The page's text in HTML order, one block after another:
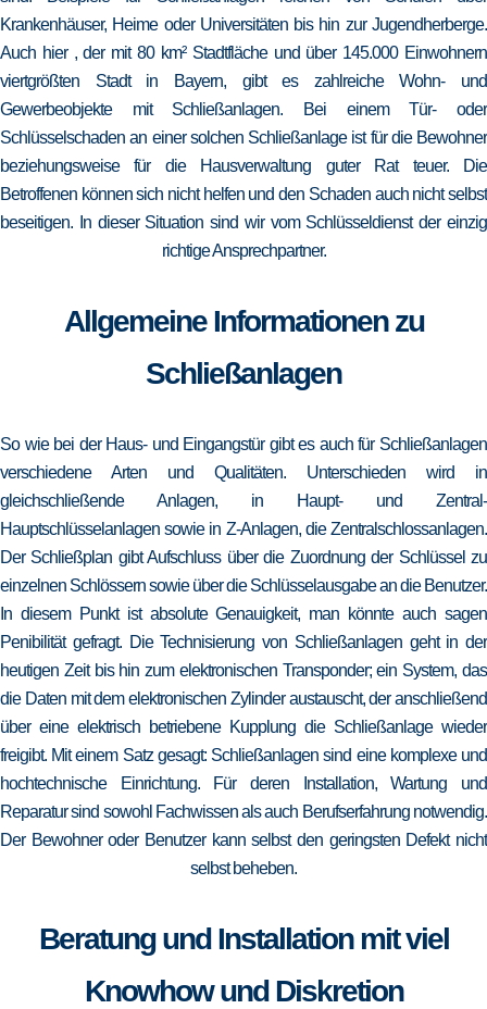
Krankenhäuser, Heime oder Universitäten bis hin zur Jugendherberge.
Auch hier , der mit 80 km² Stadtfläche und über 145.000 Einwohnern
viertgrößten Stadt in Bayern, gibt es zahlreiche Wohn- und
Gewerbeobjekte mit Schließanlagen. Bei einem Tür- oder
Schlüsselschaden an einer solchen Schließanlage ist für die Bewohner
beziehungsweise für die Hausverwaltung guter Rat teuer. Die
Betroffenen können sich nicht helfen und den Schaden auch nicht selbst
beseitigen. In dieser Situation sind wir vom Schlüsseldienst der einzig
richtige Ansprechpartner.
Allgemeine Informationen zu
Schließanlagen
So wie bei der Haus- und Eingangstür gibt es auch für Schließanlagen
verschiedene Arten und Qualitäten. Unterschieden wird in
gleichschließende Anlagen, in Haupt- und Zentral-
Hauptschlüsselanlagen sowie in Z-Anlagen, die Zentralschlossanlagen.
Der Schließplan gibt Aufschluss über die Zuordnung der Schlüssel zu
einzelnen Schlössern sowie über die Schlüsselausgabe an die Benutzer.
In diesem Punkt ist absolute Genauigkeit, man könnte auch sagen
Penibilität gefragt. Die Technisierung von Schließanlagen geht in der
heutigen Zeit bis hin zum elektronischen Transponder; ein System, das
die Daten mit dem elektronischen Zylinder austauscht, der anschließend
über eine elektrisch betriebene Kupplung die Schließanlage wieder
freigibt. Mit einem Satz gesagt: Schließanlagen sind eine komplexe und
hochtechnische Einrichtung. Für deren Installation, Wartung und
Reparatur sind sowohl Fachwissen als auch Berufserfahrung notwendig.
Der Bewohner oder Benutzer kann selbst den geringsten Defekt nicht
selbst beheben.
Beratung und Installation mit viel
Knowhow und Diskretion